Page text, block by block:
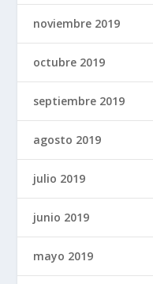
noviembre 2019
octubre 2019
septiembre 2019
agosto 2019
julio 2019
junio 2019
mayo 2019